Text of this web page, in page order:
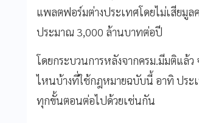
แพลตฟอร์มต่างประเทศโดยไม่เสียมูล
ประมาณ 3,000 ล้านบาทต่อปี
โดยกระบวนการหลังจากครม.มีมติแล้
ไหนบ้างที่ใช้กฎหมายฉบับนี้ อาทิ ประเ
ทุกขั้นตอนต่อไปด้วยเช่นกัน